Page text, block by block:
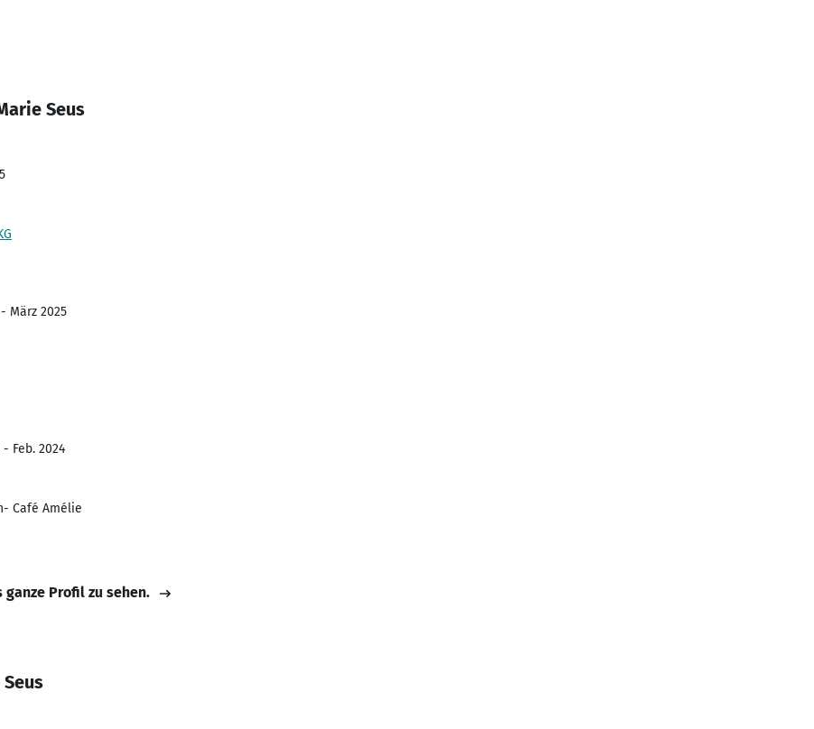
Seus
März 2025
Feb. 2024
Café Amélie
ganze Profil zu sehen.